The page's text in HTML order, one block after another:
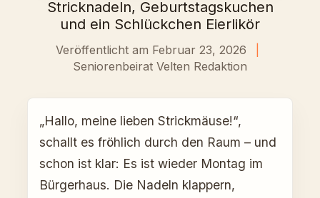
Stricknadeln, Geburtstagskuchen
und ein Schlückchen Eierlikör
Veröffentlicht am Februar 23, 2026
Seniorenbeirat Velten Redaktion
„Hallo, meine lieben Strickmäuse!“,
schallt es fröhlich durch den Raum – und
schon ist klar: Es ist wieder Montag im
Bürgerhaus. Die Nadeln klappern,